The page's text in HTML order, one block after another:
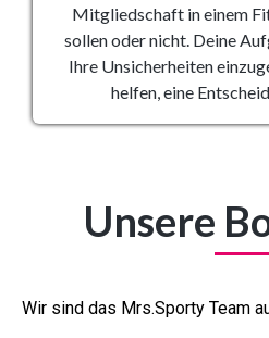
Mitgliedschaft in einem
sollen oder nicht. Deine
Ihre Unsicherheiten
helfen, eine
Unsere
Wir sind das Mrs.Sporty Team